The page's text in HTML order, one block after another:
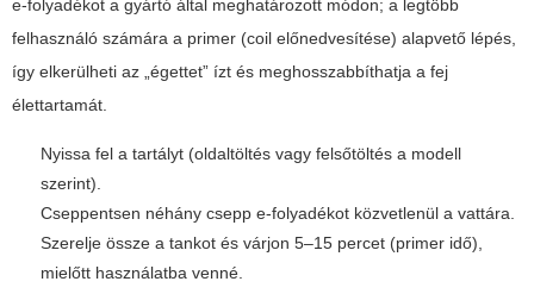
e-folyadékot a gyártó által meghatározott módon; a legtöbb
felhasználó számára a primer (coil előnedvesítése) alapvető lépés,
így elkerülheti az „égettet” ízt és meghosszabbíthatja a fej
élettartamát.
Nyissa fel a tartályt (oldaltöltés vagy felsőtöltés a modell
szerint).
Cseppentsen néhány csepp e-folyadékot közvetlenül a vattára.
Szerelje össze a tankot és várjon 5–15 percet (primer idő),
mielőtt használatba venné.